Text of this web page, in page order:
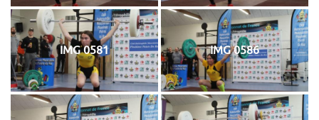
IMG 0581 IMG 0586